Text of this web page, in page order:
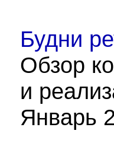
Будни
Обзор
и
Январь